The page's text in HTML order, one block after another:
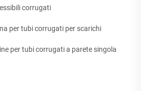
corrugati
per tubi corrugati per scarichi
per tubi corrugati a parete singola